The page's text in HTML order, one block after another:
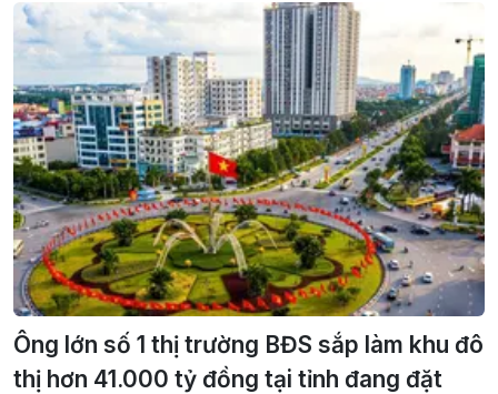
Ông lớn số 1 thị trường BĐS sắp làm khu đô
thị hơn 41.000 tỷ đồng tại tỉnh đang đặt